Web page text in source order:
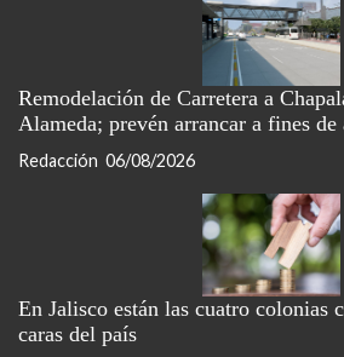
Remodelación de Carretera a
Alameda; prevén arrancar a fines de
Redacción 06/08/2026
En Jalisco están las cuatro colonias
caras del país